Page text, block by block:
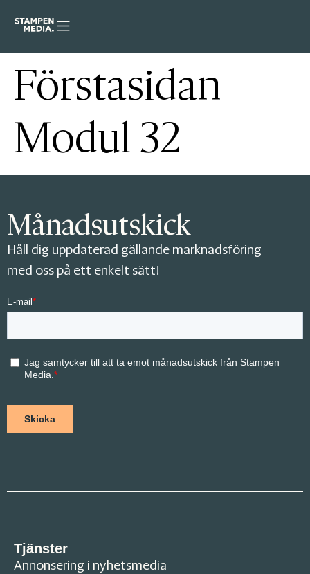
Förstasidan
Modul 32
Månadsutskick
Håll dig uppdaterad gällande marknadsföring
med oss på ett enkelt sätt!
Tjänster
Annonsering i nyhetsmedia